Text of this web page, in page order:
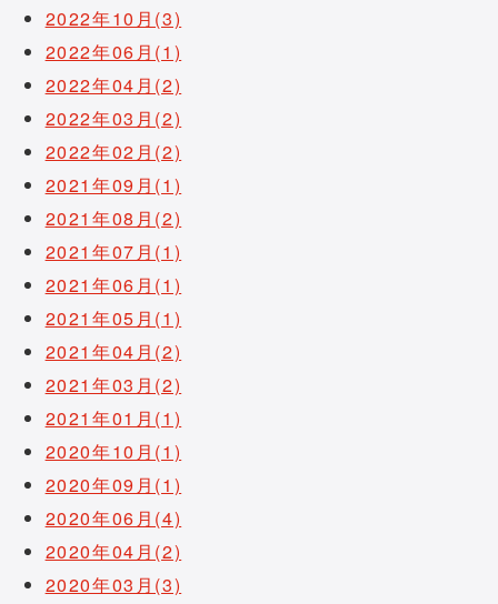
2022年10月(3)
2022年06月(1)
2022年04月(2)
2022年03月(2)
2022年02月(2)
2021年09月(1)
2021年08月(2)
2021年07月(1)
2021年06月(1)
2021年05月(1)
2021年04月(2)
2021年03月(2)
2021年01月(1)
2020年10月(1)
2020年09月(1)
2020年06月(4)
2020年04月(2)
2020年03月(3)